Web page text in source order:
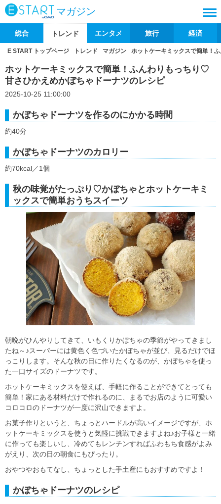
マガジン
総合 トレンド エンタメ 旅行 経済
E START トップページ トレンド マガジン ホットケーキミックスで簡単！
ホットケーキミックスで簡単！ふんわりもっちり♡
甘さひかえめかぼちゃドーナツのレシピ
2025-10-25 11:00:00
かぼちゃドーナツを作るのにかかる時間
約40分
かぼちゃドーナツのカロリー
約70kcal／1個
秋の味覚がたっぷり♡かぼちゃとホットケーキミ
ックスで簡単おうちスイーツ
朝晩がひんやりしてきて、いもくりかぼちゃの季節がやってきまし
たね～♪スーパーには黄色く色づいたかぼちゃが並び、見るだけでほ
っこりします。そんな秋の日に作りたくなるのが、かぼちゃを使っ
た一口サイズのドーナツです。
ホットケーキミックスを使えば、手軽に作ることができてとっても
簡単！家にある材料だけで作れるのに、まるでお店のように可愛い
コロコロのドーナツが一度に沢山できますよ。
お菓子作りというと、ちょっとハードルが高いイメージですが、ホ
ットケーキミックスを使うと気軽に挑戦できますよね♪お子様と一緒
に作っても楽しいし、冷めてもレンチンすればふわもち食感がよみ
がえり、次の日の朝食にもぴったり。
おやつやおもてなし、ちょっとした手土産にもおすすめですよ！
かぼちゃドーナツのレシピ